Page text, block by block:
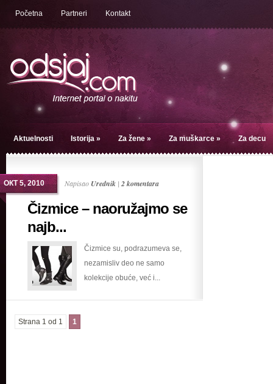
Početna Partneri Kontakt
Aktuelnosti Istorija » Za žene » Za muškarce » Za decu
ОКТ 5, 2010 Napisao Urednik | 2 komentara
Čizmice – naoružajmo se
najb...
Čizmice su, podrazumeva se,
nezamisliv deo ne samo
kolekcije obuće, već i...
Strana 1 od 1 1